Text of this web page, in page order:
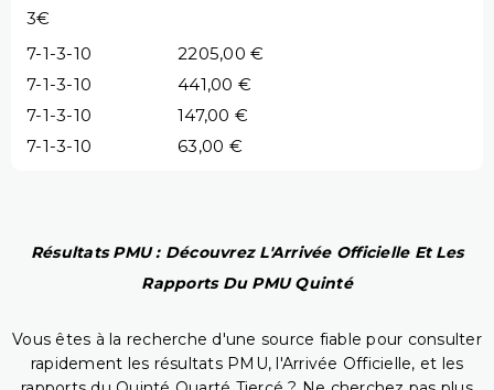
3€
7-1-3-10
2205,00 €
7-1-3-10
441,00 €
7-1-3-10
147,00 €
7-1-3-10
63,00 €
Résultats PMU : Découvrez L'Arrivée Officielle Et Les
Rapports Du PMU Quinté
Vous êtes à la recherche d'une source fiable pour consulter
rapidement les résultats PMU, l'Arrivée Officielle, et les